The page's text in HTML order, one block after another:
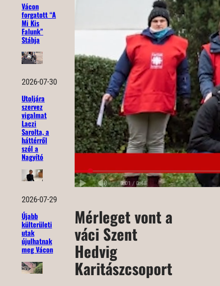
Vácon
forgatott “A
Mi Kis
Falunk”
Stábja
2026-07-30
Utoljára
szervez
vigalmat
Laczi
Sarolta, a
háttérről
szól a
Nagyító
2026-07-29
Újabb
külterületi
utak
újulhatnak
meg Vácon
Mérleget vont a
váci Szent
Hedvig
Karitászcsoport